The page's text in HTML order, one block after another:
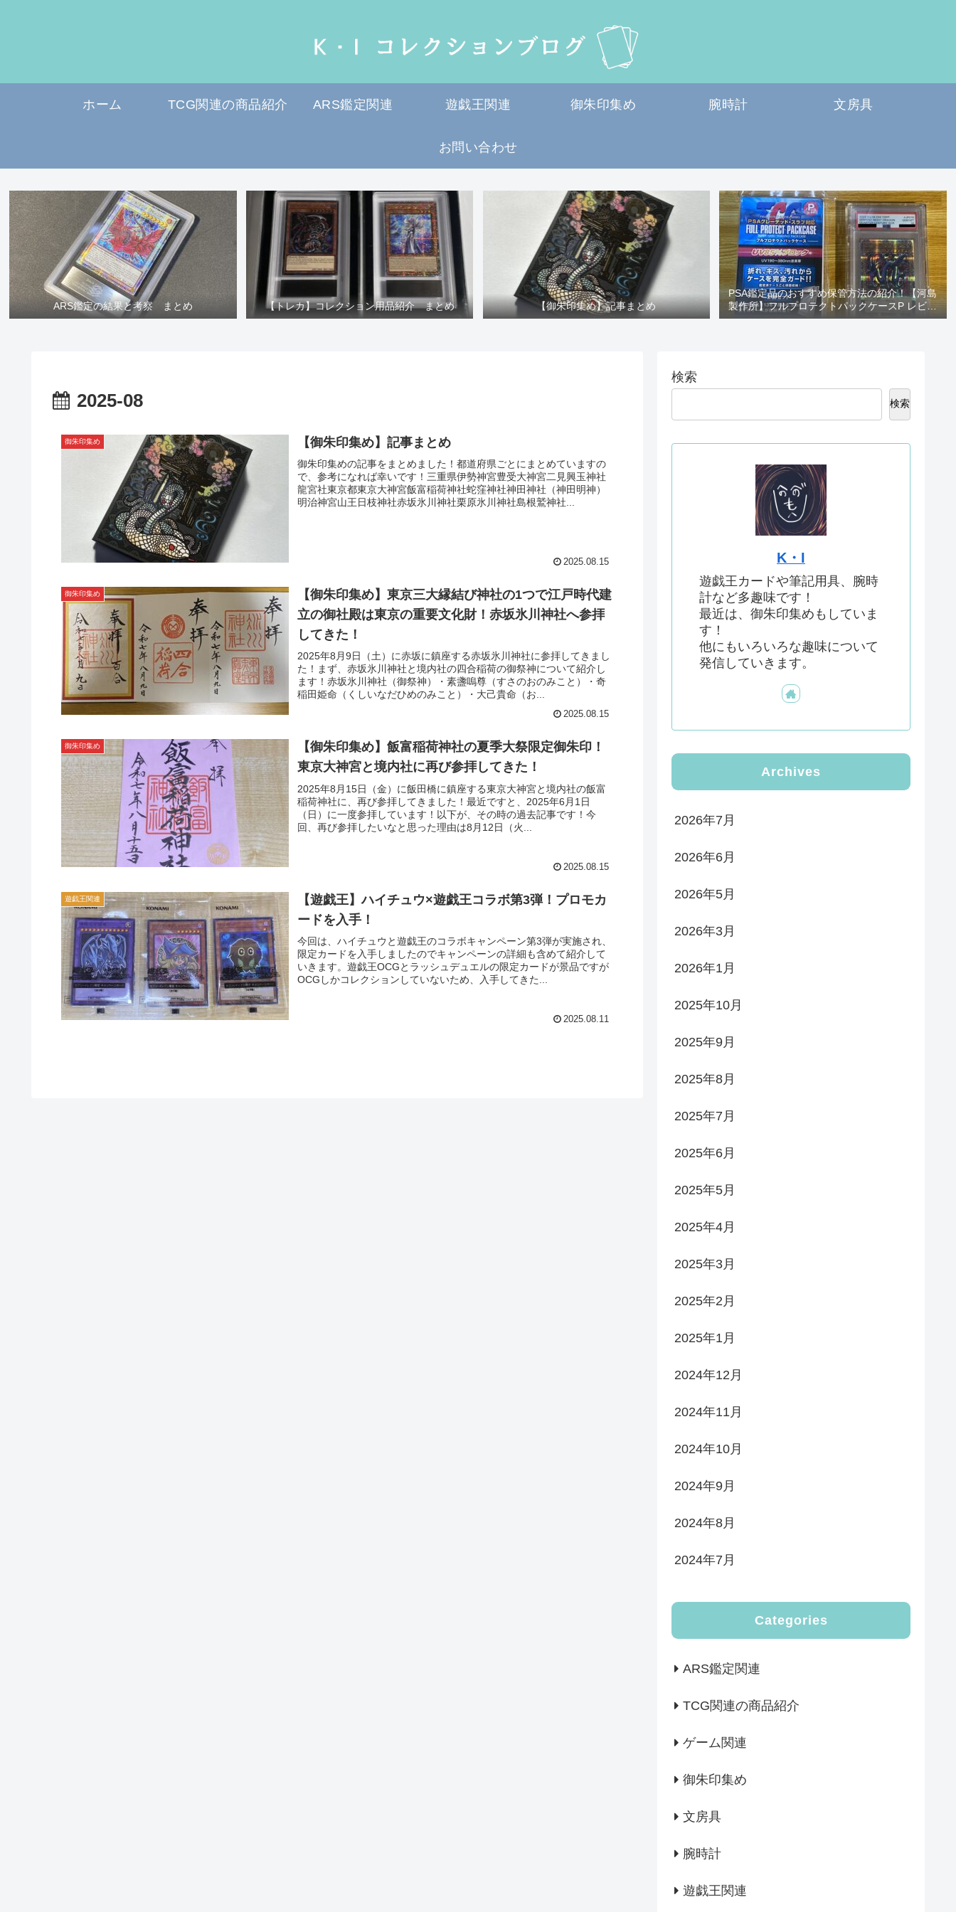
ホーム TCG関連の商品紹介 ARS鑑定関連 遊戯王関連 御朱印集め 腕時計 文房具
お問い合わせ
ARS鑑定の結果と考察 まとめ 【トレカ】コレクション用品紹介 まとめ 【御朱印集め】記事まとめ
PSA鑑定品のおすすめ保管方法の紹介！【河島
製作所】フルプロテクトパックケースP レビュ
ー
2025-08
御朱印集め 【御朱印集め】記事まとめ
御朱印集めの記事をまとめました！都道府県ごとにまとめていますの
で、参考になれば幸いです！三重県伊勢神宮豊受大神宮二見興玉神社
龍宮社東京都東京大神宮飯富稲荷神社蛇窪神社神田神社（神田明神）
明治神宮山王日枝神社赤坂氷川神社栗原氷川神社島根鷲神社...
2025.08.15
御朱印集め
【御朱印集め】東京三大縁結び神社の1つで江戸時代建
立の御社殿は東京の重要文化財！赤坂氷川神社へ参拝
してきた！
2025年8月9日（土）に赤坂に鎮座する赤坂氷川神社に参拝してきまし
た！まず、赤坂氷川神社と境内社の四合稲荷の御祭神について紹介し
ます！赤坂氷川神社（御祭神）・素盞嗚尊（すさのおのみこと）・奇
稲田姫命（くしいなだひめのみこと）・大己貴命（お...
2025.08.15
御朱印集め
【御朱印集め】飯富稲荷神社の夏季大祭限定御朱印！
東京大神宮と境内社に再び参拝してきた！
2025年8月15日（金）に飯田橋に鎮座する東京大神宮と境内社の飯富
稲荷神社に、再び参拝してきました！最近ですと、2025年6月1日
（日）に一度参拝しています！以下が、その時の過去記事です！今
回、再び参拝したいなと思った理由は8月12日（火...
2025.08.15
遊戯王関連
【遊戯王】ハイチュウ×遊戯王コラボ第3弾！プロモカ
ードを入手！
今回は、ハイチュウと遊戯王のコラボキャンペーン第3弾が実施され、
限定カードを入手しましたのでキャンペーンの詳細も含めて紹介して
いきます。遊戯王OCGとラッシュデュエルの限定カードが景品ですが
OCGしかコレクションしていないため、入手してきた...
2025.08.11
検索
検索
K・I
遊戯王カードや筆記用具、腕時
計など多趣味です！
最近は、御朱印集めもしていま
す！
他にもいろいろな趣味について
発信していきます。
Archives
2026年7月
2026年6月
2026年5月
2026年3月
2026年1月
2025年10月
2025年9月
2025年8月
2025年7月
2025年6月
2025年5月
2025年4月
2025年3月
2025年2月
2025年1月
2024年12月
2024年11月
2024年10月
2024年9月
2024年8月
2024年7月
Categories
ARS鑑定関連
TCG関連の商品紹介
ゲーム関連
御朱印集め
文房具
腕時計
遊戯王関連